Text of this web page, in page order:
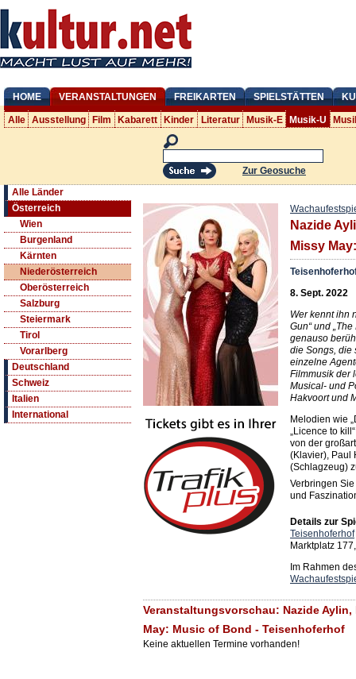
HOME VERANSTALTUNGEN FREIKARTEN SPIELSTÄTTEN
Alle Ausstellung Film Kabarett Kinder Literatur Musik-E Musik-U
Zur Geosuche
Alle Länder
Österreich
Wien
Burgenland
Kärnten
Niederösterreich
Oberösterreich
Salzburg
Steiermark
Tirol
Vorarlberg
Deutschland
Schweiz
Italien
International
Nazide
Missy
8. Sept. 2022
Wer kennt ihn
Gun“ und
genauso
die Songs, die
einzelne
Filmmusik der
Musical- und
Hakvoort und
Melodien wie
„Licence to
von der
(Klavier), Paul
(Schlagzeug)
Verbringen
und
Details zur
Teisenhoferhof
Marktplatz
Im Rahmen
Veranstaltungsvorschau: Nazide
May: Music of Bond - Teisenhoferhof
Keine aktuellen Termine vorhanden!